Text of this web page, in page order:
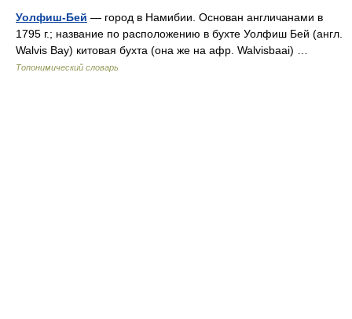
Уолфиш-Бей — город в Намибии. Основан англичанами в
1795 г.; название по расположению в бухте Уолфиш Бей (англ.
Walvis Bay) китовая бухта (она же на афр. Walvisbaai) …
Топонимический словарь